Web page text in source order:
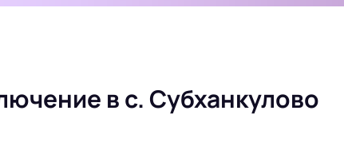
в с. Субханкулово